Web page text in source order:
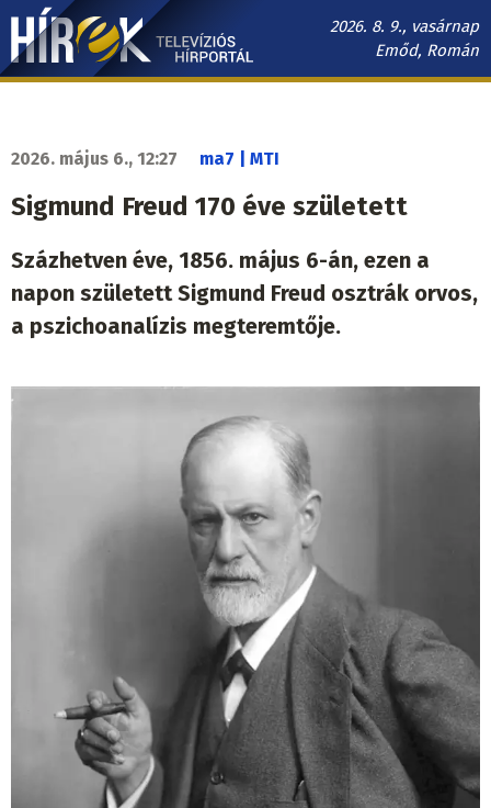
Ugrás
tartalomra
2026. 8. 9., vasárnap
Emőd, Román
Hírek.sk
navigáció
2026. május 6., 12:27 ma7 | MTI
Sigmund Freud 170 éve született
Százhetven éve, 1856. május 6-án, ezen a
napon született Sigmund Freud osztrák orvos,
a pszichoanalízis megteremtője.